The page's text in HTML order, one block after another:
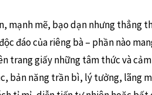
mạnh mẽ, bạo dạn nhưng thẳng
đáo của riêng bà – phần nào
trang giấy những tâm thức và
bản năng trần bì, lý tưởng, lãng